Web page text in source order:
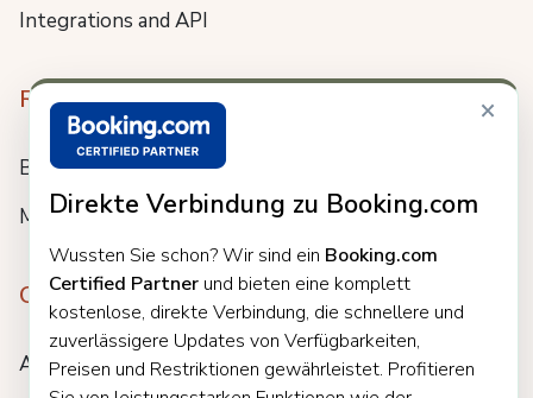
×
Direkte Verbindung zu Booking.com
Wussten Sie schon? Wir sind ein Booking.com
Certified Partnerund bieten eine komplett
kostenlose, direkte Verbindung, die schnellere und
zuverlässigere Updates von Verfügbarkeiten,
Preisen und Restriktionen gewährleistet. Profitieren
Integrations and API
Resources
Blog
Meet us
Company
About